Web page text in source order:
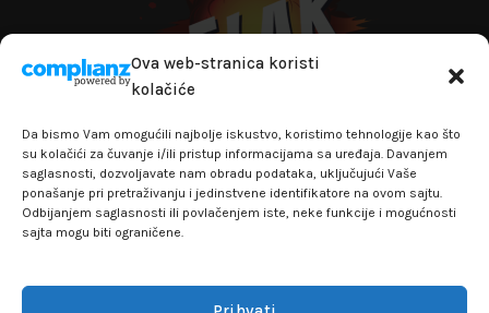
Ova web-stranica koristi
kolačiće
Da bismo Vam omogućili najbolje iskustvo, koristimo tehnologije kao što
su kolačići za čuvanje i/ili pristup informacijama sa uređaja. Davanjem
saglasnosti, dozvoljavate nam obradu podataka, uključujući Vaše
ponašanje pri pretraživanju i jedinstvene identifikatore na ovom sajtu.
Odbijanjem saglasnosti ili povlačenjem iste, neke funkcije i mogućnosti
sajta mogu biti ograničene.
+381641129145
info@flakhobby.com
Lokal 102, prvi sprat